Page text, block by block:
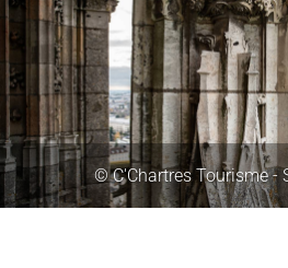
© C'Chartres Tourisme -